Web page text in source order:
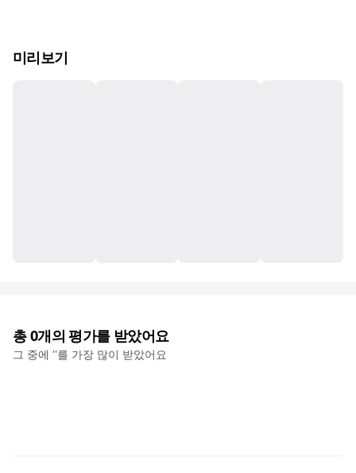
미리보기
총0개의 평가를 받았어요
그 중에 ''를 가장 많이 받았어요